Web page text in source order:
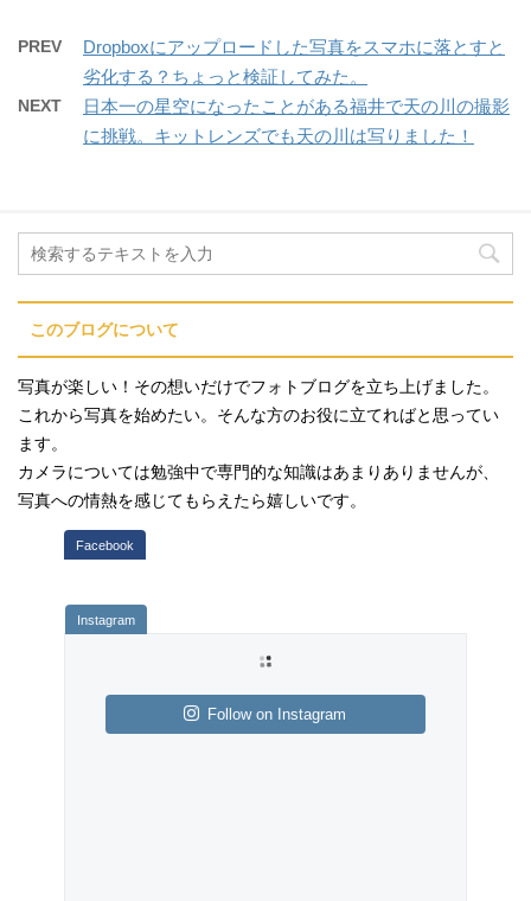
PREV
Dropboxにアップロードした写真をスマホに落とすと
劣化する？ちょっと検証してみた。
NEXT
日本一の星空になったことがある福井で天の川の撮影
に挑戦。キットレンズでも天の川は写りました！
このブログについて
写真が楽しい！その想いだけでフォトブログを立ち上げました。
これから写真を始めたい。そんな方のお役に立てればと思ってい
ます。
カメラについては勉強中で専門的な知識はあまりありませんが、
写真への情熱を感じてもらえたら嬉しいです。
Follow on Instagram